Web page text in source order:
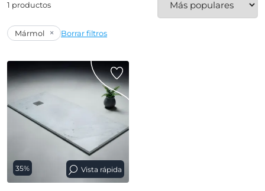
1 productos
Mármol × Borrar filtros
35% Vista rápida